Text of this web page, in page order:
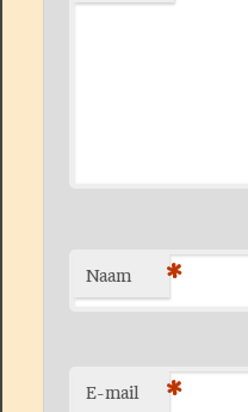
Naam *
E-mail *